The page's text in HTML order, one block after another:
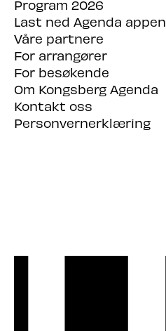
Program 2026
Last ned Agenda appen
Våre partnere
For arrangører
For besøkende
Om Kongsberg Agenda
Kontakt oss
Personvernerklæring